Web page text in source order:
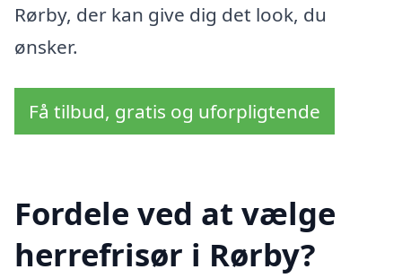
Rørby, der kan give dig det look, du
ønsker.
Få tilbud, gratis og uforpligtende
Fordele ved at vælge
herrefrisør i Rørby?